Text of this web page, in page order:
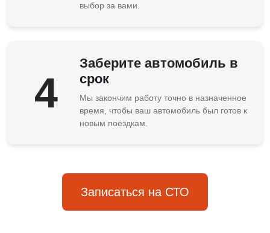
выбор за вами.
4
Заберите автомобиль в
срок
Мы закончим работу точно в назначенное
время, чтобы ваш автомобиль был готов к
новым поездкам.
Записаться на СТО